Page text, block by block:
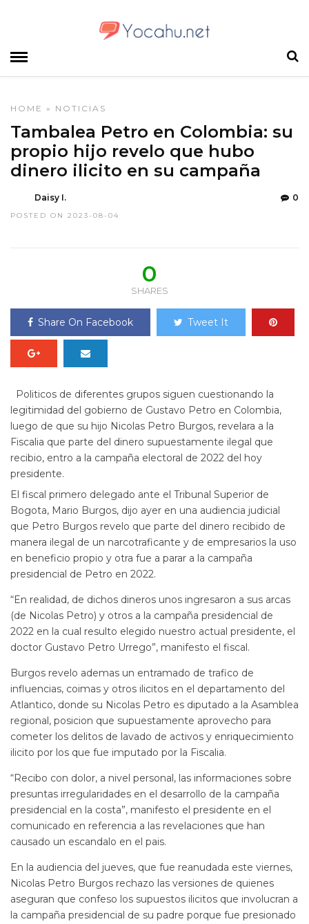
HOME » NOTICIAS
Tambalea Petro en Colombia: su
propio hijo revelo que hubo
dinero ilicito en su campaña
Daisy I.
POSTED ON 2023-08-04
0
0
SHARES
Share On Facebook Tweet It
Politicos de diferentes grupos siguen cuestionando la
legitimidad del gobierno de Gustavo Petro en Colombia,
luego de que su hijo Nicolas Petro Burgos, revelara a la
Fiscalia que parte del dinero supuestamente ilegal que
recibio, entro a la campaña electoral de 2022 del hoy
presidente.
El fiscal primero delegado ante el Tribunal Superior de
Bogota, Mario Burgos, dijo ayer en una audiencia judicial
que Petro Burgos revelo que parte del dinero recibido de
manera ilegal de un narcotraficante y de empresarios la uso
en beneficio propio y otra fue a parar a la campaña
presidencial de Petro en 2022.
“En realidad, de dichos dineros unos ingresaron a sus arcas
(de Nicolas Petro) y otros a la campaña presidencial de
2022 en la cual resulto elegido nuestro actual presidente, el
doctor Gustavo Petro Urrego”, manifesto el fiscal.
Burgos revelo ademas un entramado de trafico de
influencias, coimas y otros ilicitos en el departamento del
Atlantico, donde su Nicolas Petro es diputado a la Asamblea
regional, posicion que supuestamente aprovecho para
cometer los delitos de lavado de activos y enriquecimiento
ilicito por los que fue imputado por la Fiscalia.
“Recibo con dolor, a nivel personal, las informaciones sobre
presuntas irregularidades en el desarrollo de la campaña
presidencial en la costa”, manifesto el presidente en el
comunicado en referencia a las revelaciones que han
causado un escandalo en el pais.
En la audiencia del jueves, que fue reanudada este viernes,
Nicolas Petro Burgos rechazo las versiones de quienes
aseguran que confeso los supuestos ilicitos que involucran a
la campaña presidencial de su padre porque fue presionado